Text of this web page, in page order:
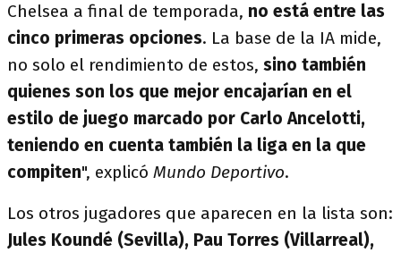
Chelsea a final de temporada, no está entre las
cinco primeras opciones. La base de la IA mide,
no solo el rendimiento de estos, sino también
quienes son los que mejor encajarían en el
estilo de juego marcado por Carlo Ancelotti,
teniendo en cuenta también la liga en la que
compiten", explicó Mundo Deportivo.
Los otros jugadores que aparecen en la lista son:
Jules Koundé (Sevilla), Pau Torres (Villarreal),